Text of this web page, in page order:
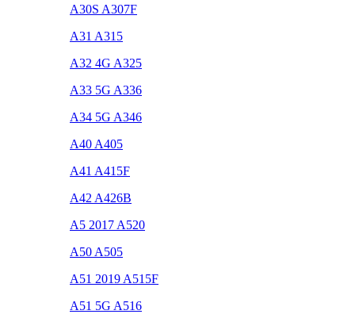
A30S A307F
A31 A315
A32 4G A325
A33 5G A336
A34 5G A346
A40 A405
A41 A415F
A42 A426B
A5 2017 A520
A50 A505
A51 2019 A515F
A51 5G A516